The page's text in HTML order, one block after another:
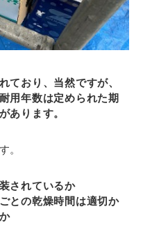
ており、当然ですが、
用年数は定められた期
あります。
。
されているか
との乾燥時間は適切か